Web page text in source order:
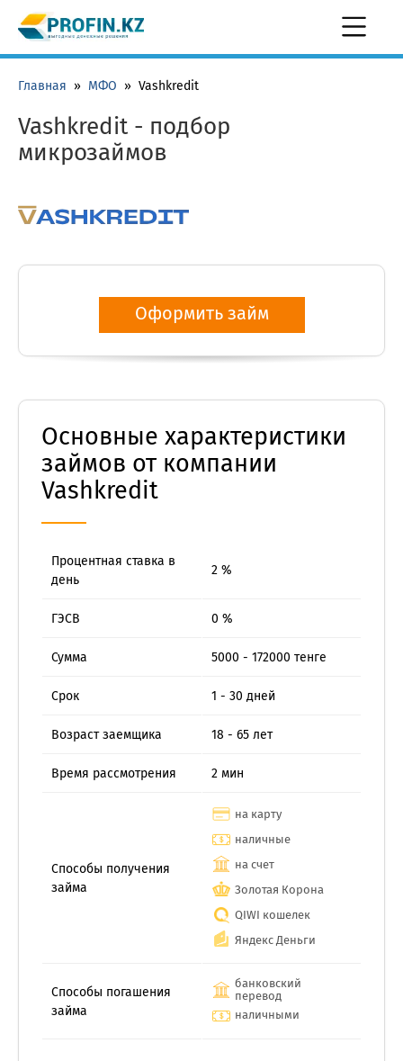
Главная » МФО » Vashkredit
Vashkredit - подбор
микрозаймов
Оформить займ
Основные характеристики
займов от компании
Vashkredit
Процентная ставка в
день
2 %
ГЭСВ 0 %
Сумма 5000 - 172000 тенге
Срок 1 - 30 дней
Возраст заемщика 18 - 65 лет
Время рассмотрения 2 мин
Способы получения
займа
на карту
наличные
на счет
Золотая Корона
QIWI кошелек
Яндекс Деньги
Способы погашения
займа
банковский
перевод
наличными